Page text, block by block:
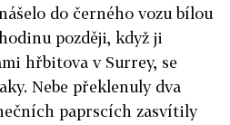
do černého vozu bílou
později, když ji
hřbitova v Surrey, se
Nebe překlenuly dva
paprscích zasvítily